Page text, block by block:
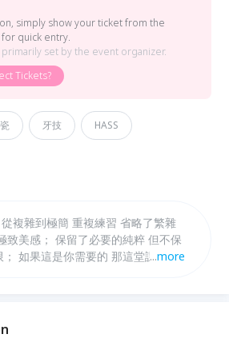
simply show your ticket from the
for quick entry.
set by the event organizer.
Tickets?
牙技 HASS
複雜到極簡 重複練習 省略了繁雜
致美感； 保留了必要的純粹 但不保
； 如果這是你需要的 那這堂課 你務
...more